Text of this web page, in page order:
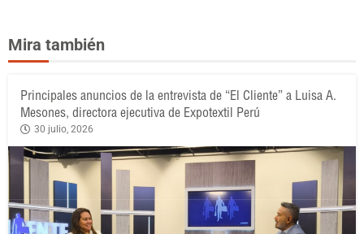
Mira también
Principales anuncios de la entrevista de “El Cliente” a Luisa A.
Mesones, directora ejecutiva de Expotextil Perú
30 julio, 2026